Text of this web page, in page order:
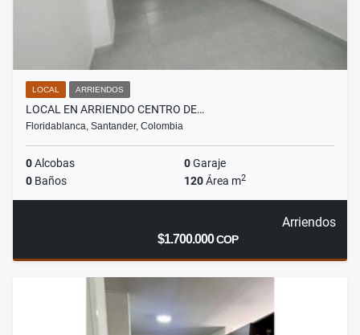
LOCAL ARRIENDOS
LOCAL EN ARRIENDO CENTRO DE…
Floridablanca, Santander, Colombia
0Alcobas 0Garaje
0 Baños 120Área m2
Arriendos
$1.700.000COP